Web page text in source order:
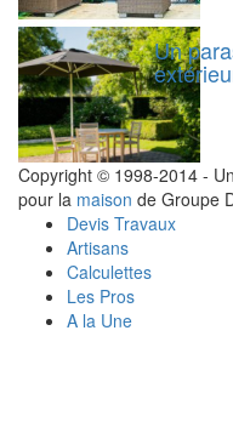
Un
Copyright © 1998-2014 -
pour la maison de Groupe
Devis Travaux
Artisans
Calculettes
Les Pros
A la Une